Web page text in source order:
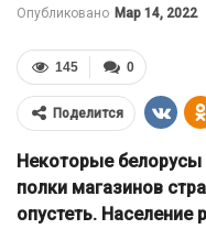
Опубликовано Мар 14, 2022
0
145
Поделится
Некоторые белорусы
полки магазинов
опустеть. Население